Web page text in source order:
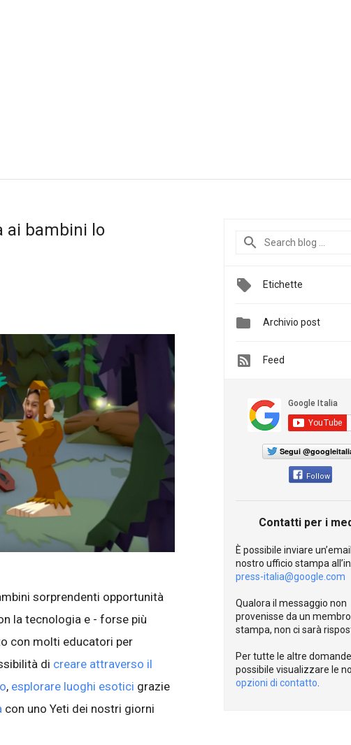
ai bambini lo
sorprendenti opportunità
la tecnologia e - forse più
con molti educatori per
di creare attraverso il
, esplorare luoghi esotici grazie
con uno Yeti dei nostri giorni
Etichette
 Archivio post
Feed
Segui
Follow
Contatti per i
È possibile inviare
nostro ufficio stampa
press-italia@google.com
Qualora il messaggio non
provenisse da un
stampa, non ci sarà
Per tutte le altre
possibile visualizzare le
opzioni di contatto